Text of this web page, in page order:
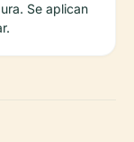
Se aplican